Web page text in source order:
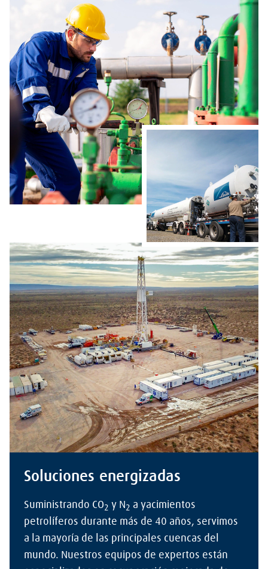
Soluciones energizadas
Suministrando CO2 y N 2 a yacimientos
petrolíferos durante más de 40 años, servimos
a la mayoría de las principales cuencas del
mundo. Nuestros equipos de expertos están